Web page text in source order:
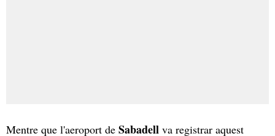
Mentre que l'aeroport de Sabadell va registrar aquest